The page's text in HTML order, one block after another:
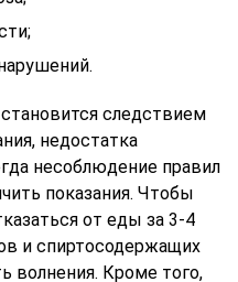
следствием
недостатка
несоблюдение правил
показания. Чтобы
от еды за 3-4
и спиртосодержащих
волнения. Кроме того,